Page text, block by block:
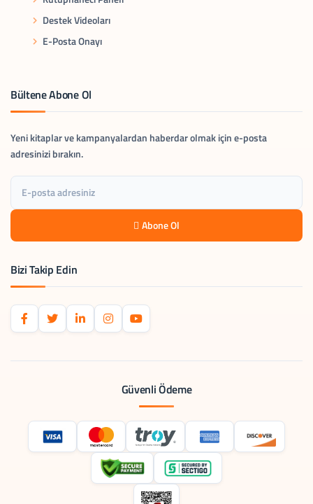
Destek Videoları
E-Posta Onayı
Bültene Abone Ol
Yeni kitaplar ve kampanyalardan haberdar olmak için e-posta
adresinizi bırakın.
Abone Ol
Bizi Takip Edin
Güvenli Ödeme